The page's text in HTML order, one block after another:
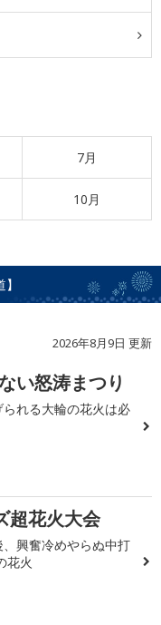
7月
10月
2026年8月9日 更新
い怒涛まつり
れる大輪の花火は必
超花火大会
興奮冷めやらぬ中打
花火